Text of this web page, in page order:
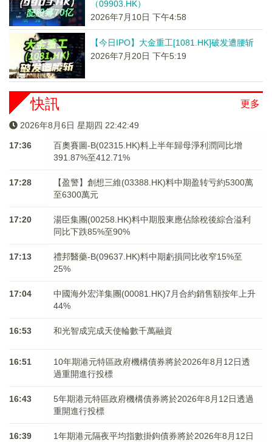
（09903.HK）
2026年7月10日 下午4:58
【今日IPO】大金重工[1081.HK]破发遭腰斩
2026年7月20日 下午5:19
更多
快訊
2026年8月6日 星期四 22:42:50
17:36
百奧賽圖-B(02315.HK)料上半年歸母淨利潤同比增
391.87%至412.71%
17:28
【盈警】創想三維(03388.HK)料中期盈转亏約5300萬
至6300萬元
17:20
湯臣集團(00258.HK)料中期股東應佔除稅後綜合溢利
同比下跌85%至90%
17:13
禮邦醫藥-B(09637.HK)料中期虧損同比收窄15%至
25%
17:04
中國海外宏洋集團(00081.HK)7月合約銷售額按年上升
44%
16:53 和光智成完成天使輪數千萬融資
16:51
10年期港元特區政府機構債券將於2026年8月12日透
過重開進行投標
16:43
5年期港元特區政府機構債券將於2026年8月12日透過
重開進行投標
16:39
1年期港元隔夜平均指數掛鉤債券將於2026年8月12日